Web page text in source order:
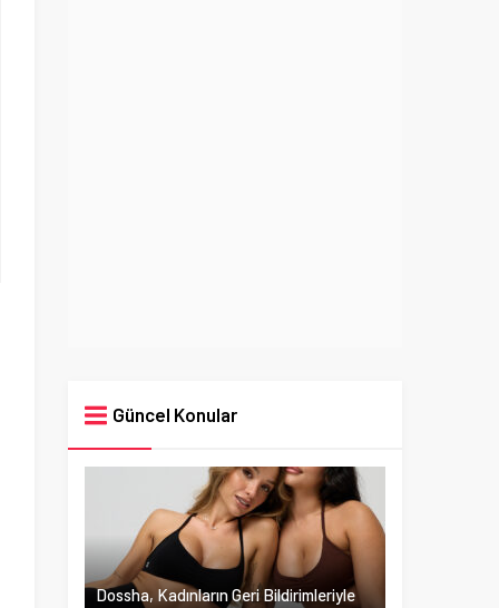
Güncel Konular
Dossha, Kadınların Geri Bildirimleriyle